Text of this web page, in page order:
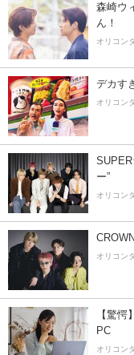
森崎ウ
ん！
オリコン
デカす
オリコン
ー”
オリコン
オリコン
【驚
PC
オリコン